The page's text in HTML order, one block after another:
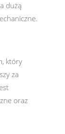
dużą
który
za
oraz